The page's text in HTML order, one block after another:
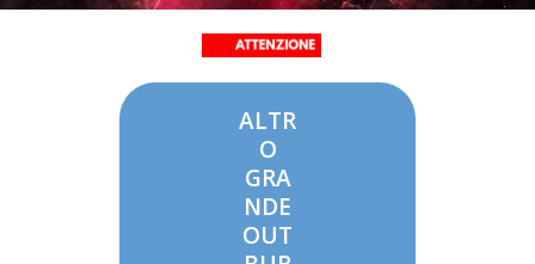
ALTR
O
GRA
NDE
OUT